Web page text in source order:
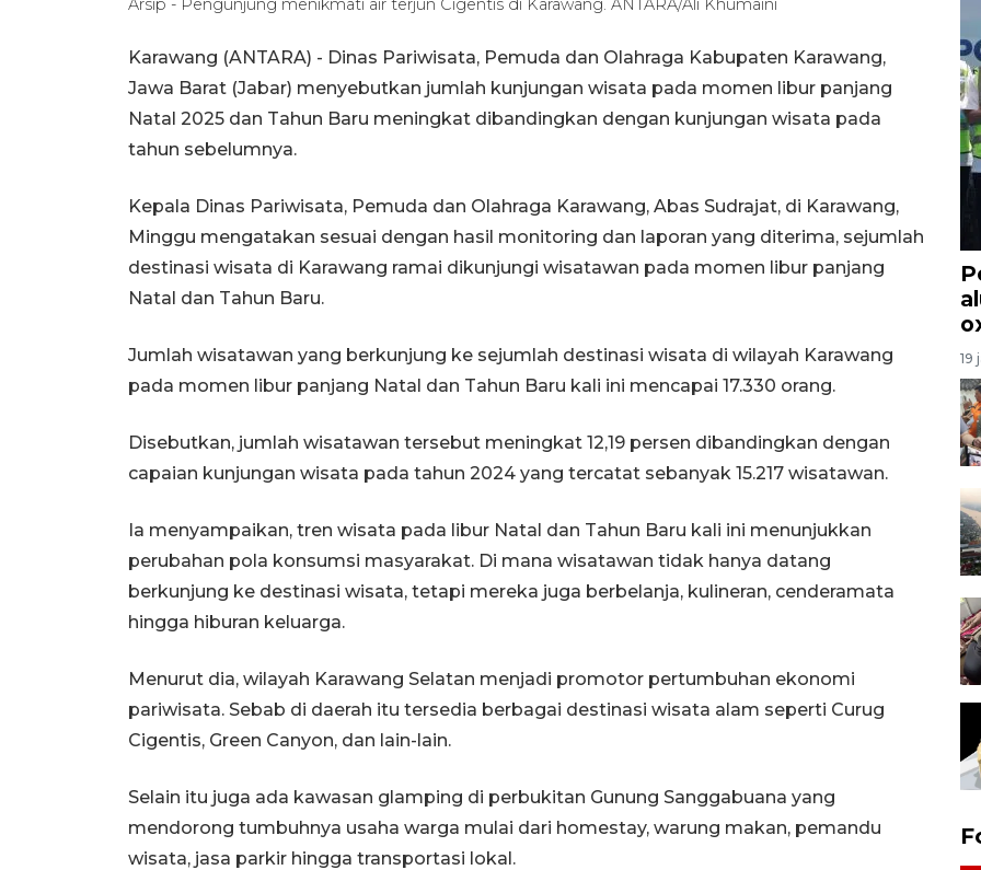
Arsip - Pengunjung menikmati air terjun Cigentis di Karawang. ANTARA/Ali Khumaini
Karawang (ANTARA) - Dinas Pariwisata, Pemuda dan Olahraga Kabupaten Karawang,
Jawa Barat (Jabar) menyebutkan jumlah kunjungan wisata pada momen libur panjang
Natal 2025 dan Tahun Baru meningkat dibandingkan dengan kunjungan wisata pada
tahun sebelumnya.
Kepala Dinas Pariwisata, Pemuda dan Olahraga Karawang, Abas Sudrajat, di Karawang,
Minggu mengatakan sesuai dengan hasil monitoring dan laporan yang diterima, sejumlah
destinasi wisata di Karawang ramai dikunjungi wisatawan pada momen libur panjang
Natal dan Tahun Baru.
Jumlah wisatawan yang berkunjung ke sejumlah destinasi wisata di wilayah Karawang
pada momen libur panjang Natal dan Tahun Baru kali ini mencapai 17.330 orang.
Disebutkan, jumlah wisatawan tersebut meningkat 12,19 persen dibandingkan dengan
capaian kunjungan wisata pada tahun 2024 yang tercatat sebanyak 15.217 wisatawan.
Ia menyampaikan, tren wisata pada libur Natal dan Tahun Baru kali ini menunjukkan
perubahan pola konsumsi masyarakat. Di mana wisatawan tidak hanya datang
berkunjung ke destinasi wisata, tetapi mereka juga berbelanja, kulineran, cenderamata
hingga hiburan keluarga.
Menurut dia, wilayah Karawang Selatan menjadi promotor pertumbuhan ekonomi
pariwisata. Sebab di daerah itu tersedia berbagai destinasi wisata alam seperti Curug
Cigentis, Green Canyon, dan lain-lain.
Selain itu juga ada kawasan glamping di perbukitan Gunung Sanggabuana yang
mendorong tumbuhnya usaha warga mulai dari homestay, warung makan, pemandu
wisata, jasa parkir hingga transportasi lokal.
19